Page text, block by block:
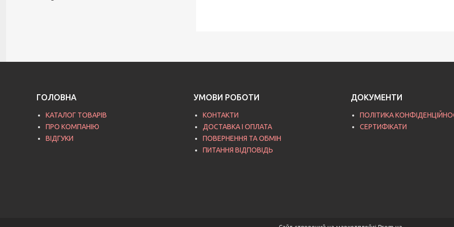
ГОЛОВНА
КАТАЛОГ ТОВАРІВ
ПРО КОМПАНІЮ
ВІДГУКИ
УМОВИ РОБОТИ
КОНТАКТИ
ДОСТАВКА І ОПЛАТА
ПОВЕРНЕННЯ ТА ОБМІН
ПИТАННЯ ВІДПОВІДЬ
ДОКУМЕНТИ
ПОЛІТИКА
СЕРТИФІКАТИ